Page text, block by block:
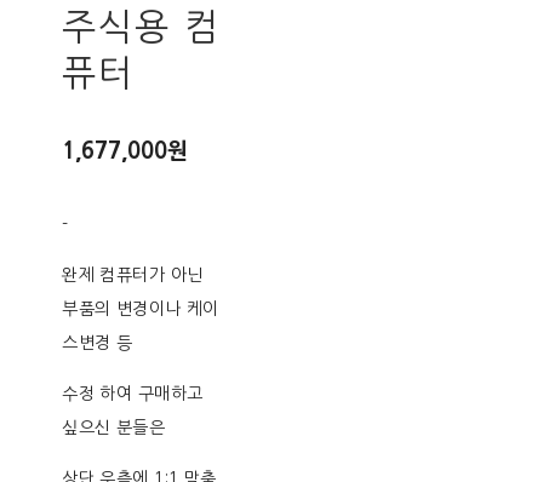
주식용 컴
퓨터
1,677,000원
-
완제 컴퓨터가 아닌
부품의 변경이나 케이
스변경 등
수정 하여 구매하고
싶으신 분들은
상단 우측에 1:1 맞춤